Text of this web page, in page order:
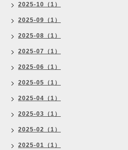
2025-10（1）
2025-09（1）
2025-08（1）
2025-07（1）
2025-06（1）
2025-05（1）
2025-04（1）
2025-03（1）
2025-02（1）
2025-01（1）